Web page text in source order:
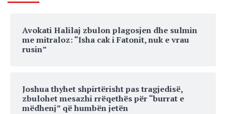
Avokati Halilaj zbulon plagosjen dhe sulmin
me mitraloz: “Isha cak i Fatonit, nuk e vrau
rusin”
Joshua thyhet shpirtërisht pas tragjedisë,
zbulohet mesazhi rrëqethës për “burrat e
mëdhenj” që humbën jetën